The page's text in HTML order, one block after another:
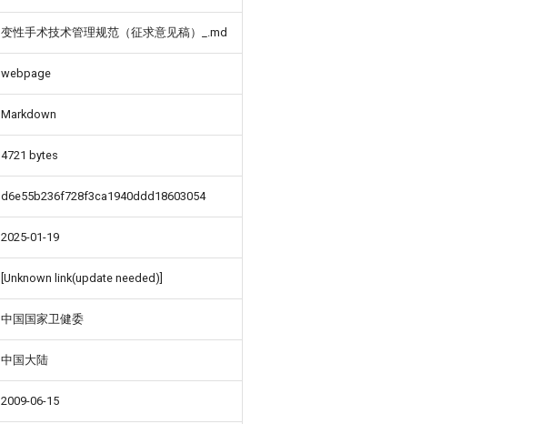
变性手术技术管理规范（征求意见稿）_.md
webpage
Markdown
4721 bytes
d6e55b236f728f3ca1940ddd18603054
2025-01-19
[Unknown link(update needed)]
中国国家卫健委
中国大陆
2009-06-15